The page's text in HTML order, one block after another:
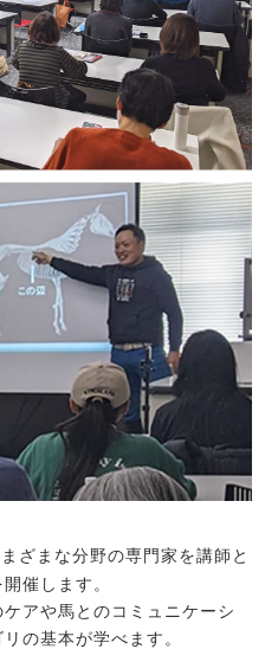
ざまな分野の専門家を講師と
催します。
アや馬とのコミュニケーシ
の基本が学べます。